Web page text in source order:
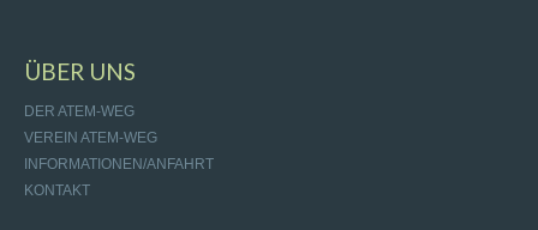
ÜBER UNS
DER ATEM-WEG
VEREIN ATEM-WEG
INFORMATIONEN/ANFAHRT
KONTAKT